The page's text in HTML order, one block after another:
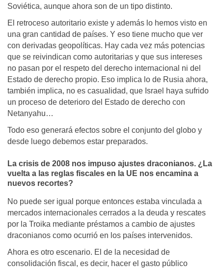
Soviética, aunque ahora son de un tipo distinto.
El retroceso autoritario existe y además lo hemos visto en
una gran cantidad de países. Y eso tiene mucho que ver
con derivadas geopolíticas. Hay cada vez más potencias
que se reivindican como autoritarias y que sus intereses
no pasan por el respeto del derecho internacional ni del
Estado de derecho propio. Eso implica lo de Rusia ahora,
también implica, no es casualidad, que Israel haya sufrido
un proceso de deterioro del Estado de derecho con
Netanyahu…
Todo eso generará efectos sobre el conjunto del globo y
desde luego debemos estar preparados.
La crisis de 2008 nos impuso ajustes draconianos. ¿La
vuelta a las reglas fiscales en la UE nos encamina a
nuevos recortes?
No puede ser igual porque entonces estaba vinculada a
mercados internacionales cerrados a la deuda y rescates
por la Troika mediante préstamos a cambio de ajustes
draconianos como ocurrió en los países intervenidos.
Ahora es otro escenario. El de la necesidad de
consolidación fiscal, es decir, hacer el gasto público